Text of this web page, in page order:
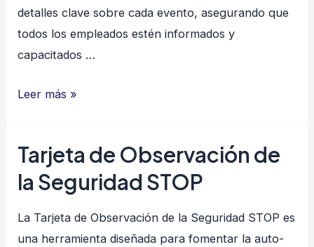
detalles clave sobre cada evento, asegurando que
todos los empleados estén informados y
capacitados …
Registro
Capacitación
Leer más »
Tarjeta de Observación de
la Seguridad STOP
La Tarjeta de Observación de la Seguridad STOP es
una herramienta diseñada para fomentar la auto-